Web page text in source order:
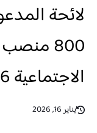
لائحة
800
الاجتماعية 2026
يناير 16, 2026